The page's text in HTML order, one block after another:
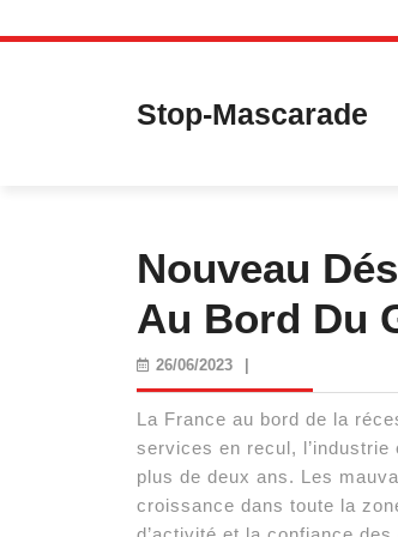
Skip
Stop-Mascarade
Nouveau
Au Bord Du
26/06/202326/06/2023
La France au bord de la
services en recul,
plus de deux ans. Les
croissance dans toute la